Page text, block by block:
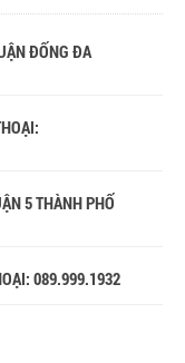
ĐỐNG ĐA
5 THÀNH PHỐ
089.999.1932